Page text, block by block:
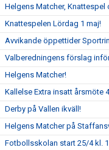
Helgens Matcher, Knattespel
Knattespelen Lördag 1 maj!
Avvikande öppettider
Valberedningens förslag
Helgens Matcher!
Kallelse Extra insatt årsmöte
Derby på Vallen ikväll!
Helgens Matcher på
Fotbollsskolan start 25/4 kl.